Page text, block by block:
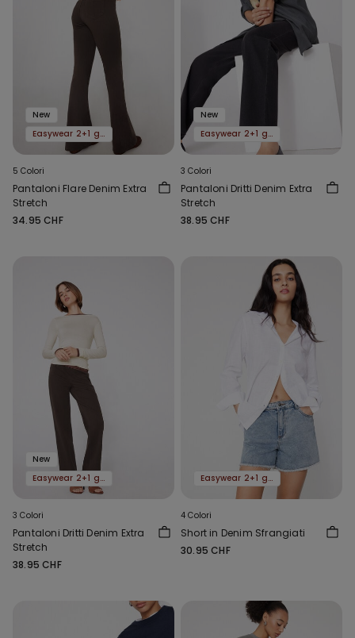
New
Easywear 2+1 gratis
5 Colori
Pantaloni Flare Denim Extra
Stretch
34.95 CHF
New
Easywear 2+1 gratis
3 Colori
Pantaloni Dritti Denim Extra
Stretch
38.95 CHF
New
Easywear 2+1 gratis
3 Colori
Pantaloni Dritti Denim Extra
Stretch
38.95 CHF
Easywear 2+1 gratis
4 Colori
Short in Denim Sfrangiati
30.95 CHF